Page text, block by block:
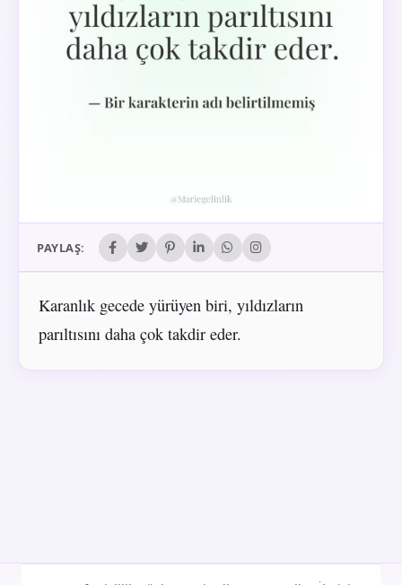
PAYLAŞ:
Karanlık gecede yürüyen biri, yıldızların
parıltısını daha çok takdir eder.